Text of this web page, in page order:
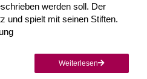
werden soll. Der
und spielt mit seinen Stiften.
Weiterlesen